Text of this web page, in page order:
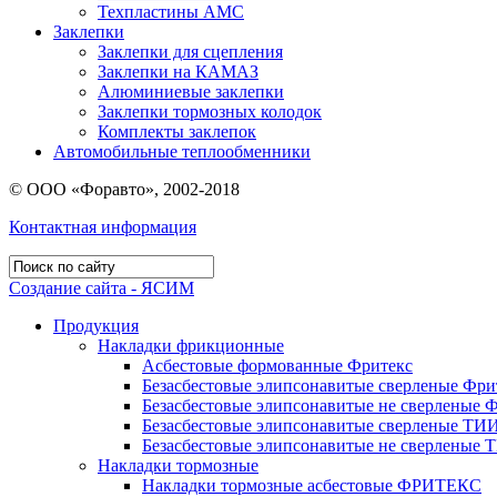
Техпластины АМС
Заклепки
Заклепки для сцепления
Заклепки на КАМАЗ
Алюминиевые заклепки
Заклепки тормозных колодок
Комплекты заклепок
Автомобильные теплообменники
© ООО «Форавто», 2002-2018
Контактная информация
Создание сайта - ЯСИМ
Продукция
Накладки фрикционные
Асбестовые формованные Фритекс
Безасбестовые элипсонавитые сверленые
Безасбестовые элипсонавитые не сверленые
Безасбестовые элипсонавитые сверленые
Безасбестовые элипсонавитые не сверленые
Накладки тормозные
Накладки тормозные асбестовые ФРИТЕКС